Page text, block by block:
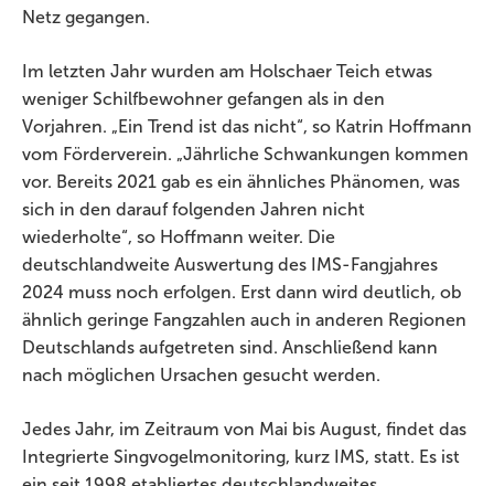
Netz gegangen.
Im letzten Jahr wurden am Holschaer Teich etwas
weniger Schilfbewohner gefangen als in den
Vorjahren. „Ein Trend ist das nicht“, so Katrin Hoffmann
vom Förderverein. „Jährliche Schwankungen kommen
vor. Bereits 2021 gab es ein ähnliches Phänomen, was
sich in den darauf folgenden Jahren nicht
wiederholte“, so Hoffmann weiter. Die
deutschlandweite Auswertung des IMS-Fangjahres
2024 muss noch erfolgen. Erst dann wird deutlich, ob
ähnlich geringe Fangzahlen auch in anderen Regionen
Deutschlands aufgetreten sind. Anschließend kann
nach möglichen Ursachen gesucht werden.
Jedes Jahr, im Zeitraum von Mai bis August, findet das
Integrierte Singvogelmonitoring, kurz IMS, statt. Es ist